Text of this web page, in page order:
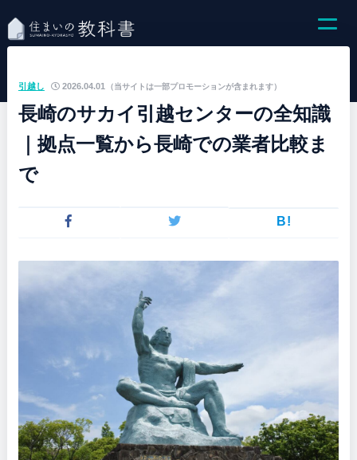
（当サイトは一部プロモーションが含まれます）
引越し 2026.04.01
長崎のサカイ引越センターの全知識
｜拠点一覧から長崎での業者比較ま
で
B!